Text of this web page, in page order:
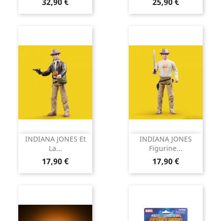
INDIANA JONES Et
La...
Prix
17,90 €
INDIANA JONES
Figurine...
Prix
17,90 €